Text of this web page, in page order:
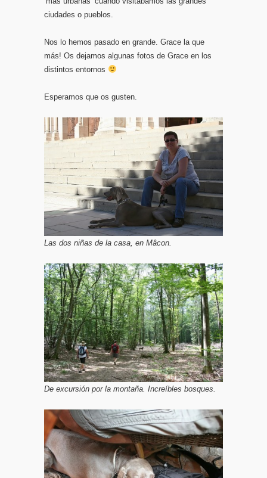
ciudades o pueblos.
Nos lo hemos pasado en grande. Grace la que
más! Os dejamos algunas fotos de Grace en los
distintos entornos
Esperamos que os gusten.
Las dos niñas de la casa, en Mâcon.
De excursión por la montaña. Increíbles bosques.